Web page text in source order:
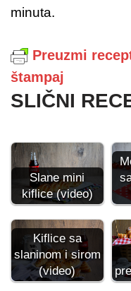
minuta.
Preuzmi
štampaj
SLIČNI
Slane mini
kiflice (video)
Kiflice sa
slaninom i sirom
(video)